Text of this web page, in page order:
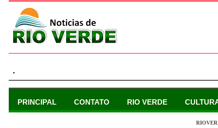
.
PRINCIPAL CONTATO RIO VERDE